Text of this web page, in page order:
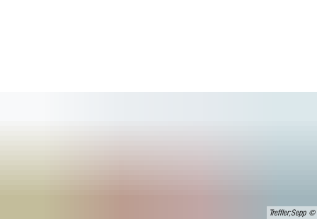
Treffler;Sepp